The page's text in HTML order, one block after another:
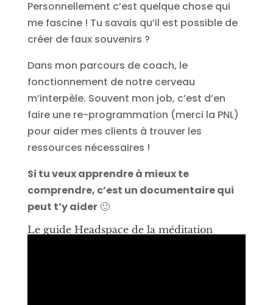
Personnellement c’est quelque chose qui
me fascine ! Tu savais qu’il est possible de
créer de faux souvenirs ?
Dans mon parcours de coach, le
fonctionnement de notre cerveau
m’interpèle. Souvent mon job, c’est d’en
faire une re-programmation (merci la PNL)
pour aider mes clients à trouver les
ressources nécessaires !
Si tu veux apprendre à mieux te
comprendre, c’est un documentaire qui
peut t’y aider🙂
Le guide Headspace de la méditation